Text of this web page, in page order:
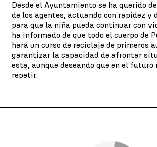
Desde el Ayuntamiento se ha querido
de los agentes, actuando con rapidez y
para que la niña pueda continuar con
ha informado de que todo el cuerpo de
hará un curso de reciclaje de primeros
garantizar la capacidad de afrontar
esta, aunque deseando que en el futuro
repetir.